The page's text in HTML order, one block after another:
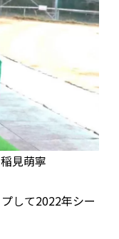
見萌寧
して2022年シー